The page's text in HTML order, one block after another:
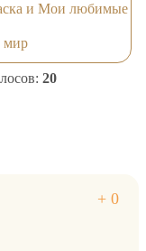
и Мои любимые
мир
20